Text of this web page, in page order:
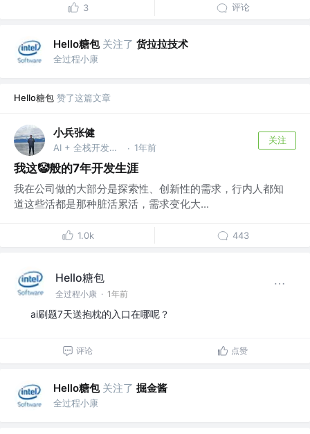
3 评论
Hello糖包 关注了 货拉拉技术
全过程小康
Hello糖包 赞了这篇文章
小兵张健
AI + 全栈开发工程师 @jianzhangg@qq.com · 1年前
关注
我这🤡般的7年开发生涯
我在公司做的大部分是探索性、创新性的需求，行内人都知
道这些活都是那种脏活累活，需求变化大...
1.0k 443
Hello糖包
全过程小康 · 1年前
ai刷题7天送抱枕的入口在哪呢？
评论 点赞
Hello糖包 关注了 掘金酱
全过程小康